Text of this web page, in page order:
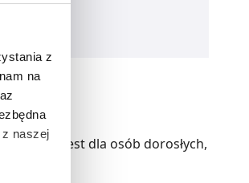
z
na
naszej
jest dla osób dorosłych,